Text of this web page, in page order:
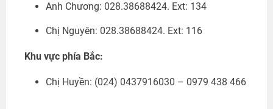
Anh Chương: 028.38688424. Ext: 134
Chị Nguyên: 028.38688424. Ext: 116
Khu vực phía Bắc:
Chị Huyền: (024) 0437916030 – 0979 438 466